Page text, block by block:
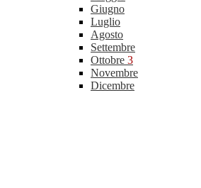
Giugno
Luglio
Agosto
Settembre
Ottobre 3
Novembre
Dicembre